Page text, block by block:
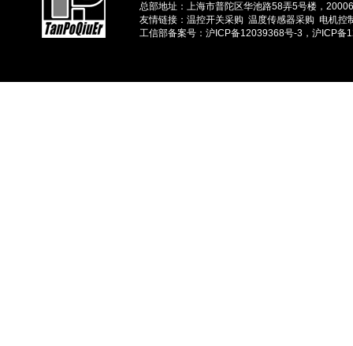
总部地址：上海市普陀区华池路58弄5号楼，
友情链接： 温控开关采购 温度传感器采购 电机控
工信部备案号：沪ICP备12039368号-3，沪ICP备